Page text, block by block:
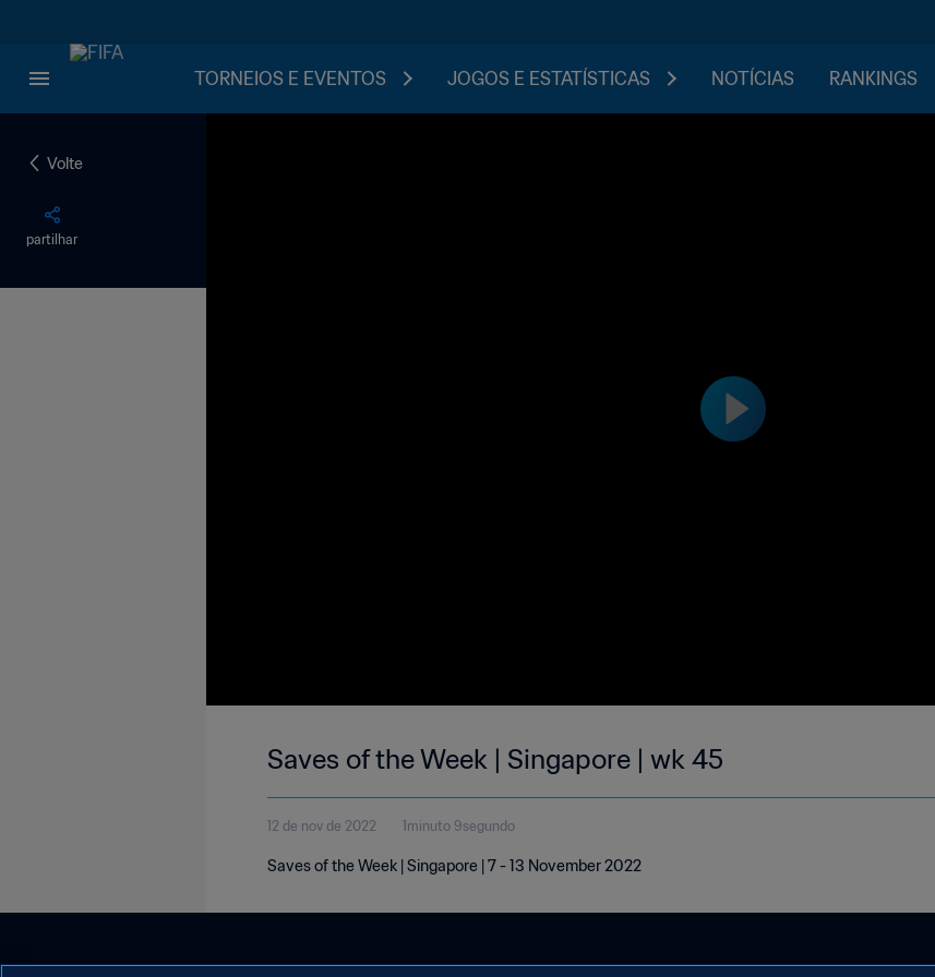
TORNEIOS E EVENTOS JOGOS E ESTATÍSTICAS NOTÍCIAS RANKINGS
Volte
partilhar
Saves of the Week | Singapore | wk 45
12 de nov de 2022 1minuto 9segundo
Saves of the Week | Singapore | 7 - 13 November 2022